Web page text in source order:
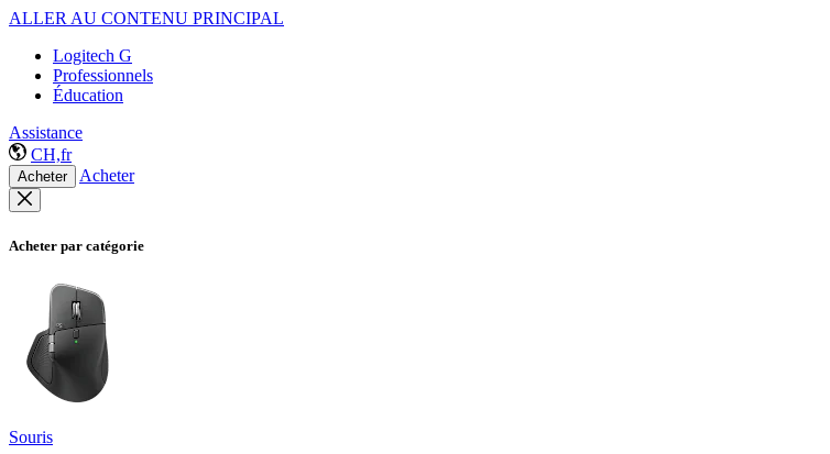
ALLER AU CONTENU PRINCIPAL
Logitech G
Professionnels
Éducation
Assistance
CH,fr
Acheter Acheter
Acheter par catégorie
Souris